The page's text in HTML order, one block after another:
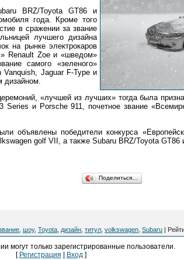
BRZ/Toyota GT86 и
года. Кроме того
в сражении за звание
лучшего дизайна
на рынке электрокаров
Renault Zoe и «шведом»
самого «зеленого»
Vanquish, Jaguar F-Type и
дизайном.
«лучшей из лучших» тогда была
Series и Porsche 911, почетное звание
объявлены победители конкурса
golf VII, а также Subaru BRZ/Toyota GT86
Поделиться…
шоу, Toyota дизайн титул volkswagen Subaru |
могут только зарегистрированные пользователи.
[ Регистрация | Вход ]